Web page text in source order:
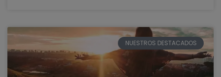
NUESTROS DESTACADOS